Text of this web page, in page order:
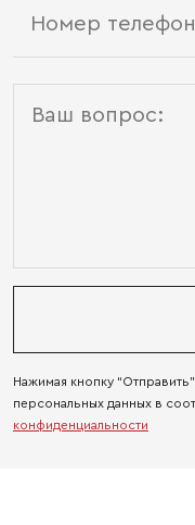
Нажимая кнопку
персональных данных в
конфиденциальности